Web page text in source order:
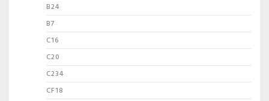
B24
B7
C16
C20
C234
CF18